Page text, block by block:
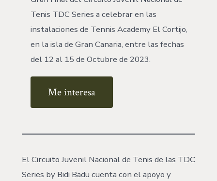
Tenis TDC Series a celebrar en las
instalaciones de Tennis Academy El Cortijo,
en la isla de Gran Canaria, entre las fechas
del 12 al 15 de Octubre de 2023.
Me interesa
El Circuito Juvenil Nacional de Tenis de las TDC
Series by Bidi Badu cuenta con el apoyo y